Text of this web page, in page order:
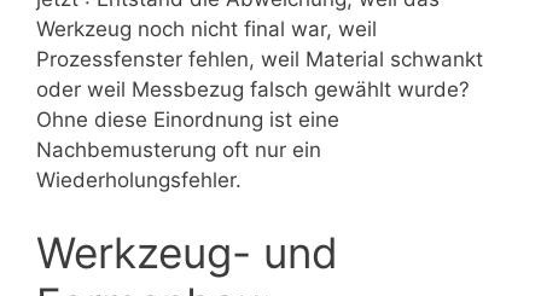
Werkzeug noch nicht final war, weil
Prozessfenster fehlen, weil Material schwankt
oder weil Messbezug falsch gewählt wurde?
Ohne diese Einordnung ist eine
Nachbemusterung oft nur ein
Wiederholungsfehler.
Werkzeug- und